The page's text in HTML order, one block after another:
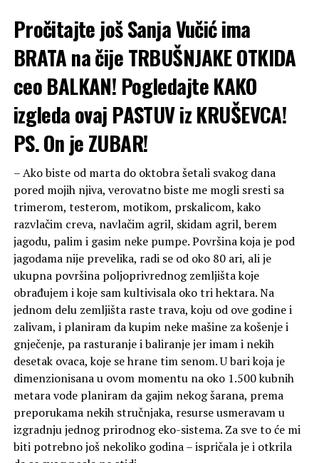
Pročitajte jošSanja Vučić ima
BRATA na čije TRBUŠNJAKE OTKIDA
ceo BALKAN! Pogledajte KAKO
izgleda ovaj PASTUV iz KRUŠEVCA!
PS. On je ZUBAR!
– Ako biste od marta do oktobra šetali svakog dana
pored mojih njiva, verovatno biste me mogli sresti sa
trimerom, testerom, motikom, prskalicom, kako
razvlačim creva, navlačim agril, skidam agril, berem
jagodu, palim i gasim neke pumpe. Površina koja je pod
jagodama nije prevelika, radi se od oko 80 ari, ali je
ukupna površina poljoprivrednog zemljišta koje
obrađujem i koje sam kultivisala oko tri hektara. Na
jednom delu zemljišta raste trava, koju od ove godine i
zalivam, i planiram da kupim neke mašine za košenje i
gnječenje, pa rasturanje i baliranje jer imam i nekih
desetak ovaca, koje se hrane tim senom. U bari koja je
dimenzionisana u ovom momentu na oko 1.500 kubnih
metara vode planiram da gajim nekog šarana, prema
preporukama nekih stručnjaka, resurse usmeravam u
izgradnju jednog prirodnog eko-sistema. Za sve to će mi
biti potrebno još nekoliko godina – ispričala je i otkrila